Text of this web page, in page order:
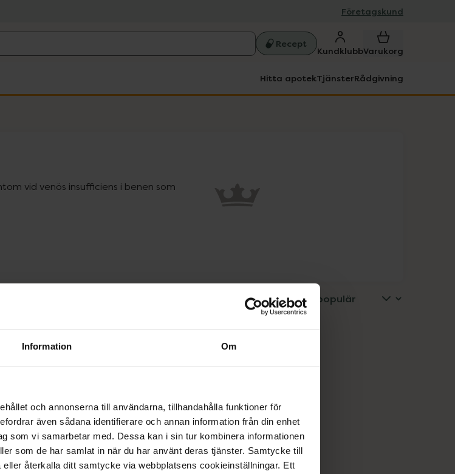
Information Om
och annonserna till användarna, tillhandahålla funktioner för
även sådana identifierare och annan information från din enhet
som vi samarbetar med. Dessa kan i sin tur kombinera informationen
som de har samlat in när du har använt deras tjänster. Samtycke till
återkalla ditt samtycke via webbplatsens cookieinställningar. Ett
Företagskund
Recept
KundklubbVarukorg
Hitta apotekTjänsterRådgivning
vid venös insufficiens i benen som
kapse...